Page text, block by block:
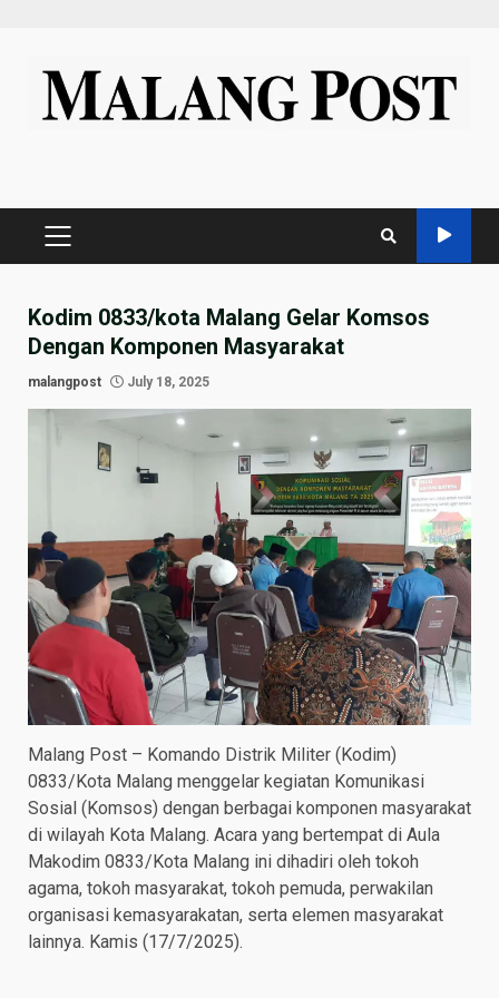
content
PRIMARY
Kodim 0833/kota Malang Gelar Komsos
Dengan Komponen Masyarakat
malangpost July 18, 2025
Malang Post – Komando Distrik Militer (Kodim)
0833/Kota Malang menggelar kegiatan Komunikasi
Sosial (Komsos) dengan berbagai komponen masyarakat
di wilayah Kota Malang. Acara yang bertempat di Aula
Makodim 0833/Kota Malang ini dihadiri oleh tokoh
agama, tokoh masyarakat, tokoh pemuda, perwakilan
organisasi kemasyarakatan, serta elemen masyarakat
lainnya. Kamis (17/7/2025).